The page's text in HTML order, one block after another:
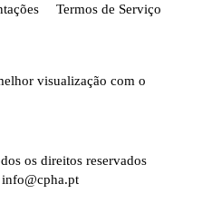
Termos de Serviço
visualização com o
os direitos reservados
info@cpha.pt